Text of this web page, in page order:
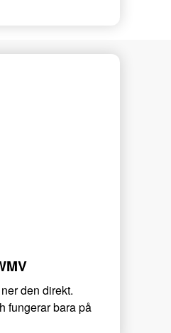
den direkt.
fungerar bara på